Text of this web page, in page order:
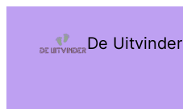
De Uitvinder